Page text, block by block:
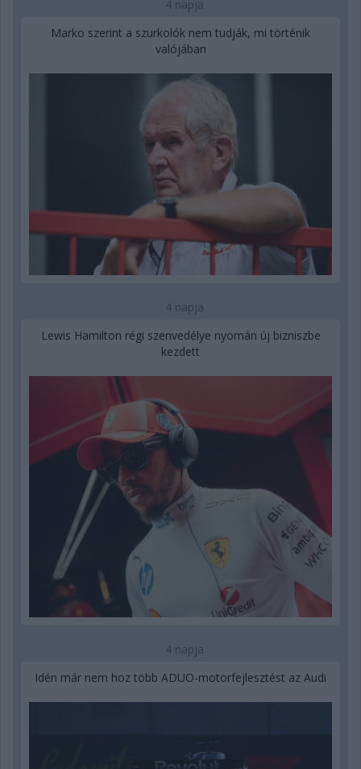
4 napja
Marko szerint a szurkolók nem tudják, mi történik
valójában
4 napja
Lewis Hamilton régi szenvedélye nyomán új bizniszbe
kezdett
4 napja
Idén már nem hoz több ADUO-motorfejlesztést az Audi